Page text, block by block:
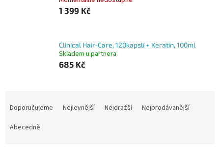
1 399 Kč
Clinical Hair-Care, 120kapslí + Keratin, 100ml
Skladem u partnera
685 Kč
Doporučujeme Nejlevnější Nejdražší
Nejprodávanější
Abecedně